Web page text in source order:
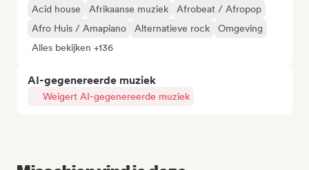
Acid house Afrikaanse muziek
Afrobeat / Afropop
Afro Huis / Amapiano
Alternatieve rock
Omgeving
Alles bekijken +136
AI-gegenereerde muziek
Weigert AI-gegenereerde muziek